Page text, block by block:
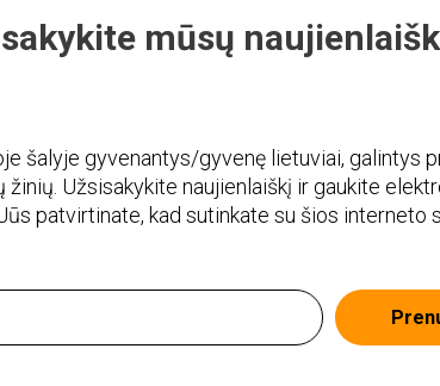
mūsų
šalyje gyvenantys/gyvenę lietuviai, galintys
Užsisakykite naujienlaiškį ir gaukite
patvirtinate, kad sutinkate su šios interneto